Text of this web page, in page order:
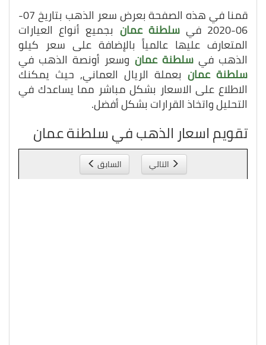
قمنا في هذه الصفحة بعرض سعر الذهب بتاريخ 07-
06-2020 في سلطنة عمان بجميع أنواع العيارات
المتعارف عليها عالمياً بالإضافة على سعر كيلو
الذهب فيسلطنة عمان وسعر أونصة الذهب في
سلطنة عمان بعملة الريال العماني, حيث يمكنك
الاطلاع على الاسعار بشكل مباشر مما يساعدك في
التحليل واتخاذ القرارات بشكل أفضل.
تقويم اسعار الذهب في سلطنة عمان
التالي السابق